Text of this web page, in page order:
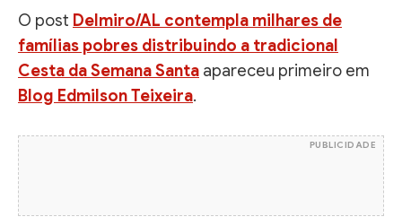
O post Delmiro/AL contempla milhares de
famílias pobres distribuindo a tradicional
Cesta da Semana Santa apareceu primeiro em
Blog Edmilson Teixeira.
PUBLICIDADE